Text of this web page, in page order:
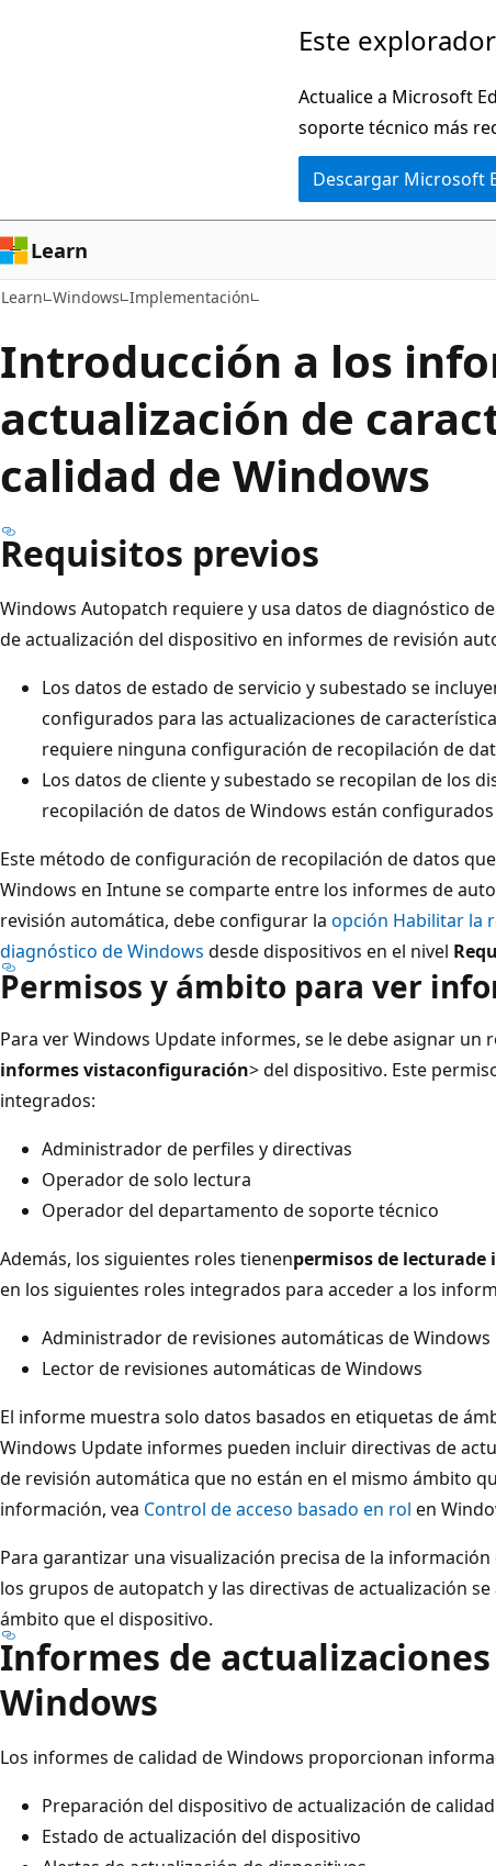
Este
Actualice a Microsoft
soporte técnico más
Descargar Microsoft
Learn
Learn Windows Implementación
Introducción a los
actualización de
calidad de Windows
Requisitos previos
Windows Autopatch requiere y usa datos de diagnóstico
de actualización del dispositivo en informes de revisión
Los datos de estado de servicio y subestado se
configurados para las actualizaciones de
requiere ninguna configuración de recopilación de
Los datos de cliente y subestado se recopilan de los
recopilación de datos de Windows están
Este método de configuración de recopilación de datos
Windows en Intune se comparte entre los informes de
revisión automática, debe configurar la opción Habilitar la
diagnóstico de Windows desde dispositivos en el nivel
Permisos y ámbito para ver
Para ver Windows Update informes, se le debe asignar un
informes vistaconfiguración> del dispositivo. Este
integrados:
Administrador de perfiles y directivas
Operador de solo lectura
Operador del departamento de soporte técnico
Además, los siguientes roles tienenpermisos de lecturade
en los siguientes roles integrados para acceder a los
Administrador de revisiones automáticas de Windows
Lector de revisiones automáticas de Windows
El informe muestra solo datos basados en etiquetas de
Windows Update informes pueden incluir directivas de
de revisión automática que no están en el mismo ámbito
información, vea Control de acceso basado en rol en
Para garantizar una visualización precisa de la
los grupos de autopatch y las directivas de actualización
ámbito que el dispositivo.
Informes de
Windows
Los informes de calidad de Windows proporcionan
Preparación del dispositivo de actualización de calidad
Estado de actualización del dispositivo